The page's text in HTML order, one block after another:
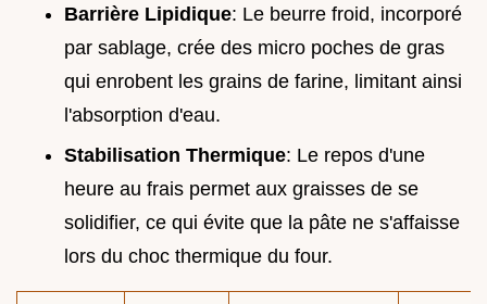
Barrière Lipidique: Le beurre froid, incorporé
par sablage, crée des micro poches de gras
qui enrobent les grains de farine, limitant ainsi
l'absorption d'eau.
Stabilisation Thermique: Le repos d'une
heure au frais permet aux graisses de se
solidifier, ce qui évite que la pâte ne s'affaisse
lors du choc thermique du four.